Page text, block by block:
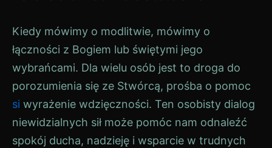
Kiedy mówimy o modlitwie, mówimy o
łączności z Bogiem lub świętymi jego
wybrańcami. Dla wielu osób jest to droga do
porozumienia się ze Stwórcą, prośba o pomoc
si wyrażenie wdzięczności. Ten osobisty dialog
niewidzialnych sił może pomóc nam odnaleźć
spokój ducha, nadzieję i wsparcie w trudnych